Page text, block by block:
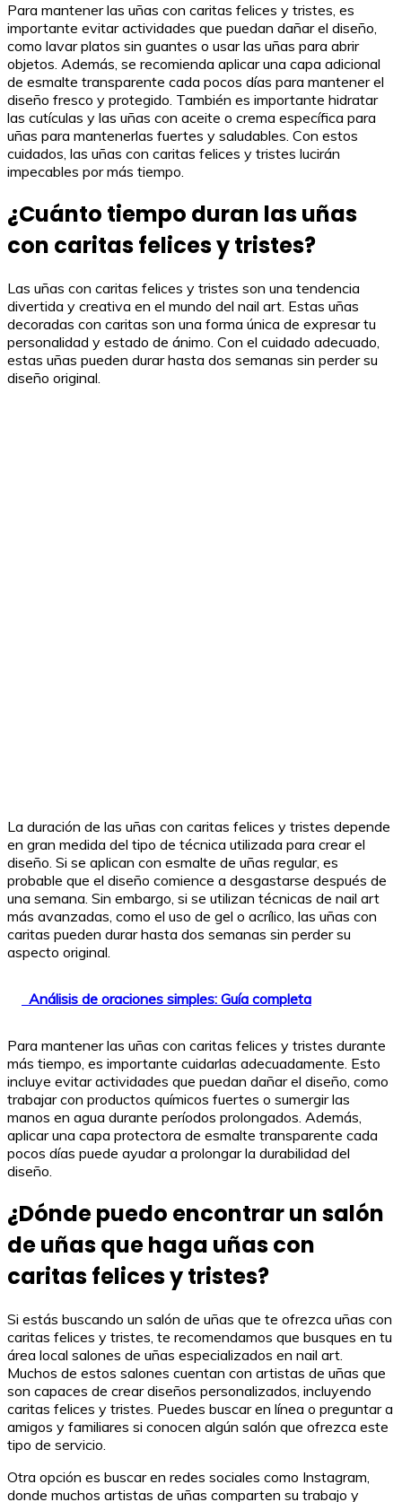
Para mantener las uñas con caritas felices y tristes, es
importante evitar actividades que puedan dañar el diseño,
como lavar platos sin guantes o usar las uñas para abrir
objetos. Además, se recomienda aplicar una capa adicional
de esmalte transparente cada pocos días para mantener el
diseño fresco y protegido. También es importante hidratar
las cutículas y las uñas con aceite o crema específica para
uñas para mantenerlas fuertes y saludables. Con estos
cuidados, las uñas con caritas felices y tristes lucirán
impecables por más tiempo.
¿Cuánto tiempo duran las uñas
con caritas felices y tristes?
Las uñas con caritas felices y tristes son una tendencia
divertida y creativa en el mundo del nail art. Estas uñas
decoradas con caritas son una forma única de expresar tu
personalidad y estado de ánimo. Con el cuidado adecuado,
estas uñas pueden durar hasta dos semanas sin perder su
diseño original.
La duración de las uñas con caritas felices y tristes depende
en gran medida del tipo de técnica utilizada para crear el
diseño. Si se aplican con esmalte de uñas regular, es
probable que el diseño comience a desgastarse después de
una semana. Sin embargo, si se utilizan técnicas de nail art
más avanzadas, como el uso de gel o acrílico, las uñas con
caritas pueden durar hasta dos semanas sin perder su
aspecto original.
Análisis de oraciones simples: Guía completa
Para mantener las uñas con caritas felices y tristes durante
más tiempo, es importante cuidarlas adecuadamente. Esto
incluye evitar actividades que puedan dañar el diseño, como
trabajar con productos químicos fuertes o sumergir las
manos en agua durante períodos prolongados. Además,
aplicar una capa protectora de esmalte transparente cada
pocos días puede ayudar a prolongar la durabilidad del
diseño.
¿Dónde puedo encontrar un salón
de uñas que haga uñas con
caritas felices y tristes?
Si estás buscando un salón de uñas que te ofrezca uñas con
caritas felices y tristes, te recomendamos que busques en tu
área local salones de uñas especializados en nail art.
Muchos de estos salones cuentan con artistas de uñas que
son capaces de crear diseños personalizados, incluyendo
caritas felices y tristes. Puedes buscar en línea o preguntar a
amigos y familiares si conocen algún salón que ofrezca este
tipo de servicio.
Otra opción es buscar en redes sociales como Instagram,
donde muchos artistas de uñas comparten su trabajo y